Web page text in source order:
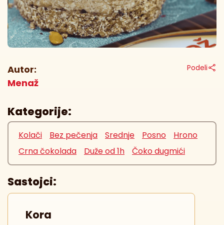
Autor:
Menaž
Podeli
Kategorije:
Kolači Bez pečenja Srednje Posno
Hrono
Crna čokolada
Duže od 1h Čoko dugmići
Sastojci:
Kora